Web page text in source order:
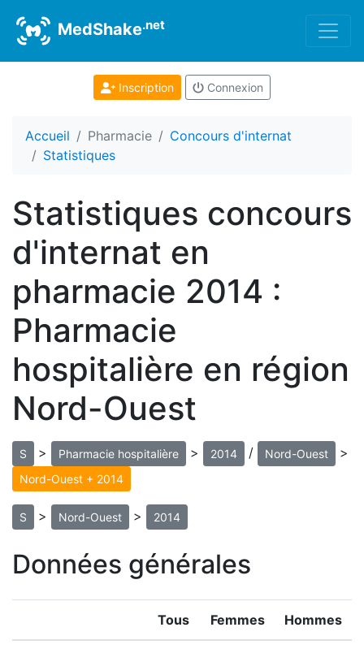
MedShake.net
Inscription Connexion
Accueil Pharmacie
Concours d'internat
Statistiques
Statistiques concours
d'internat en
pharmacie 2014 :
Pharmacie
hospitalière en région
Nord-Ouest
S > Pharmacie hospitalière > 2014 / Nord-Ouest >
Nord-Ouest + 2014
S > Nord-Ouest > 2014
Données générales
Tous Femmes Hommes